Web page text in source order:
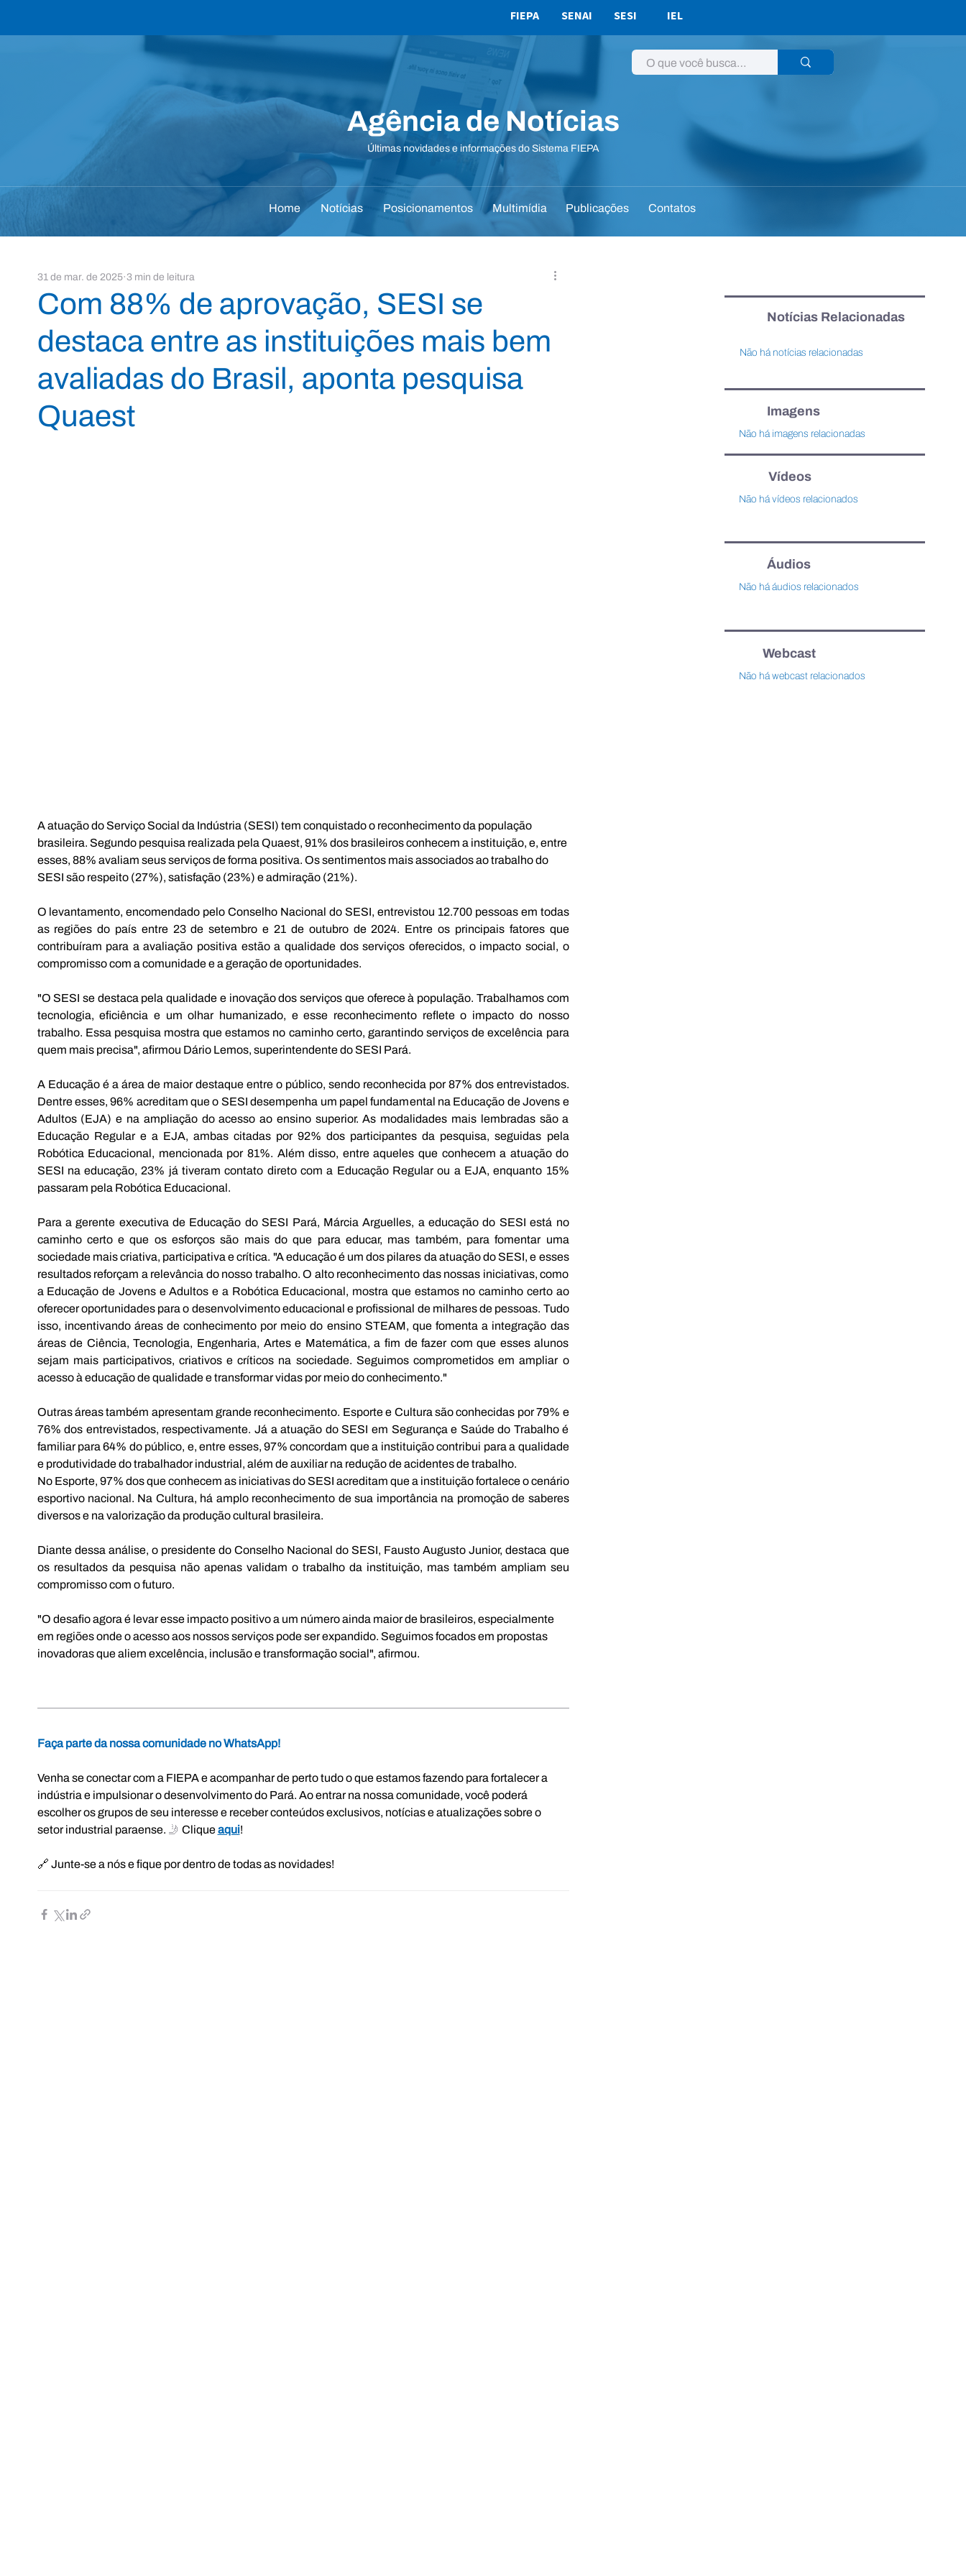
FIEPA SENAI SESI IEL
Agência de Notícias
Últimas novidades e informações do Sistema FIEPA
Home Notícias Posicionamentos Multimídia Publicações Contatos
Com 88% de aprovação, SESI se
destaca entre as instituições mais bem
avaliadas do Brasil, aponta pesquisa
Quaest
31 de mar. de 2025 3 min de leitura
A atuação do Serviço Social da Indústria (SESI) tem conquistado o reconhecimento da população
brasileira. Segundo pesquisa realizada pela Quaest, 91% dos brasileiros conhecem a instituição, e, entre
esses, 88% avaliam seus serviços de forma positiva. Os sentimentos mais associados ao trabalho do
SESI são respeito (27%), satisfação (23%) e admiração (21%).
O levantamento, encomendado pelo Conselho Nacional do SESI, entrevistou 12.700 pessoas em todas
as regiões do país entre 23 de setembro e 21 de outubro de 2024. Entre os principais fatores que
contribuíram para a avaliação positiva estão a qualidade dos serviços oferecidos, o impacto social, o
compromisso com a comunidade e a geração de oportunidades.
"O SESI se destaca pela qualidade e inovação dos serviços que oferece à população. Trabalhamos com
tecnologia, eficiência e um olhar humanizado, e esse reconhecimento reflete o impacto do nosso
trabalho. Essa pesquisa mostra que estamos no caminho certo, garantindo serviços de excelência para
quem mais precisa", afirmou Dário Lemos, superintendente do SESI Pará.
A Educação é a área de maior destaque entre o público, sendo reconhecida por 87% dos entrevistados.
Dentre esses, 96% acreditam que o SESI desempenha um papel fundamental na Educação de Jovens e
Adultos (EJA) e na ampliação do acesso ao ensino superior. As modalidades mais lembradas são a
Educação Regular e a EJA, ambas citadas por 92% dos participantes da pesquisa, seguidas pela
Robótica Educacional, mencionada por 81%. Além disso, entre aqueles que conhecem a atuação do
SESI na educação, 23% já tiveram contato direto com a Educação Regular ou a EJA, enquanto 15%
passaram pela Robótica Educacional.
Para a gerente executiva de Educação do SESI Pará, Márcia Arguelles, a educação do SESI está no
caminho certo e que os esforços são mais do que para educar, mas também, para fomentar uma
sociedade mais criativa, participativa e crítica. "A educação é um dos pilares da atuação do SESI, e esses
resultados reforçam a relevância do nosso trabalho. O alto reconhecimento das nossas iniciativas, como
a Educação de Jovens e Adultos e a Robótica Educacional, mostra que estamos no caminho certo ao
oferecer oportunidades para o desenvolvimento educacional e profissional de milhares de pessoas. Tudo
isso, incentivando áreas de conhecimento por meio do ensino STEAM, que fomenta a integração das
áreas de Ciência, Tecnologia, Engenharia, Artes e Matemática, a fim de fazer com que esses alunos
sejam mais participativos, criativos e críticos na sociedade. Seguimos comprometidos em ampliar o
acesso à educação de qualidade e transformar vidas por meio do conhecimento."
Outras áreas também apresentam grande reconhecimento. Esporte e Cultura são conhecidas por 79% e
76% dos entrevistados, respectivamente. Já a atuação do SESI em Segurança e Saúde do Trabalho é
familiar para 64% do público, e, entre esses, 97% concordam que a instituição contribui para a qualidade
e produtividade do trabalhador industrial, além de auxiliar na redução de acidentes de trabalho.
No Esporte, 97% dos que conhecem as iniciativas do SESI acreditam que a instituição fortalece o cenário
esportivo nacional. Na Cultura, há amplo reconhecimento de sua importância na promoção de saberes
diversos e na valorização da produção cultural brasileira.
Diante dessa análise, o presidente do Conselho Nacional do SESI, Fausto Augusto Junior, destaca que
os resultados da pesquisa não apenas validam o trabalho da instituição, mas também ampliam seu
compromisso com o futuro.
"O desafio agora é levar esse impacto positivo a um número ainda maior de brasileiros, especialmente
em regiões onde o acesso aos nossos serviços pode ser expandido. Seguimos focados em propostas
inovadoras que aliem excelência, inclusão e transformação social", afirmou.
Faça parte da nossa comunidade no WhatsApp!
Venha se conectar com a FIEPA e acompanhar de perto tudo o que estamos fazendo para fortalecer a
indústria e impulsionar o desenvolvimento do Pará. Ao entrar na nossa comunidade, você poderá
escolher os grupos de seu interesse e receber conteúdos exclusivos, notícias e atualizações sobre o
setor industrial paraense. 🤳 Clique aqui!
🔗 Junte-se a nós e fique por dentro de todas as novidades!
Notícias Relacionadas
Não há notícias relacionadas
Imagens
Não há imagens relacionadas
Vídeos
Não há vídeos relacionados
Áudios
Não há áudios relacionados
Webcast
Não há webcast relacionados